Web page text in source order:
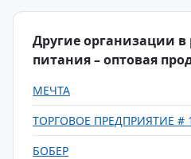
Другие организации
питания – оптовая
МЕЧТА
ТОРГОВОЕ ПРЕДПРИЯТИЕ # 1
БОБЕР